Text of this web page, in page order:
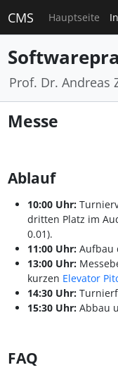
CMS Hauptseite
Prof. Dr. Andreas
Messe
Ablauf
10:00 Uhr:
dritten Platz im
0.01).
11:00 Uhr:Aufbau
13:00 Uhr:
kurzen Elevator
14:30 Uhr:
15:30 Uhr: Abbau
FAQ